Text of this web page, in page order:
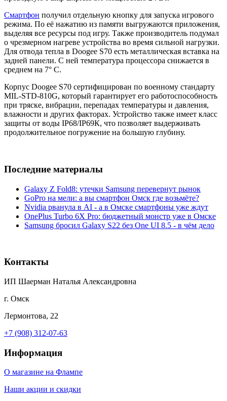
Смартфон получил отдельную кнопку для запуска игрового
режима. По её нажатию из памяти выгружаются приложения,
выделяя все ресурсы под игру. Также производитель подумал
о чрезмерном нагреве устройства во время сильной нагрузки.
Для отвода тепла в Doogee S70 есть металлическая вставка на
задней панели. С ней температура процессора снижается в
среднем на 7° C.
Корпус Doogee S70 сертифицирован по военному стандарту
MIL-STD-810G, который гарантирует его работоспособность
при тряске, вибрации, перепадах температуры и давления,
влажности и других факторах. Устройство также имеет класс
защиты от воды IP68/IP69К, что позволяет выдерживать
продолжительное погружение на большую глубину.
Последние материалы
Galaxy Z Fold8: утечки Samsung перевернут рынок
GoPro на мели: а вы смартфон Омск где возьмёте?
Nvidia рванула в AI - а в Омске смартфоны уже ждут
OnePlus Turbo 6X Pro: бюджетный монстр уже в Омске
Samsung бросил Galaxy S22 без One UI 8.5 - в чём дело
Контакты
ИП Шаерман Наталья Александровна
г. Омск
Лермонтова, 22
+7 (908) 312-07-63
Информация
О магазине на Флампе
Наши акции и скидки